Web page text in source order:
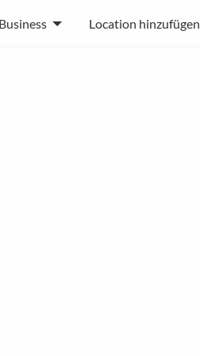
Business Location hinzufügen